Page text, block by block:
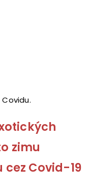
zimu
Covid-19